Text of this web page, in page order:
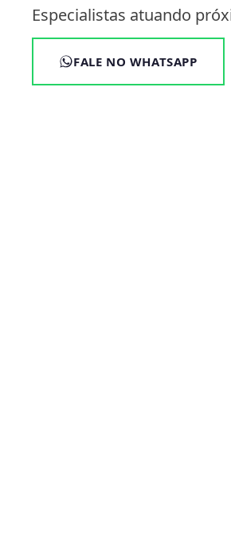
Especialistas atuando
FALE NO WHATSAPP